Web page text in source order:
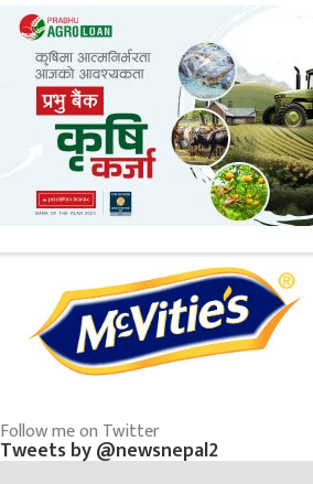
Follow me on Twitter
Tweets by @newsnepal2